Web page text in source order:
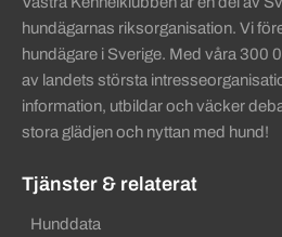
hundägarnas riksorganisation. Vi
hundägare i Sverige. Med våra 300
av landets största
information, utbildar och väcker
stora glädjen och nyttan med hund!
Tjänster & relaterat
Hunddata